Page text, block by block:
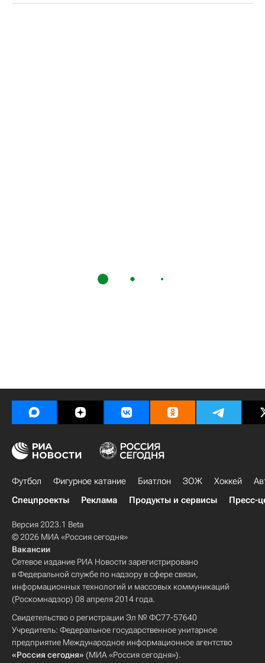
Футбол Фигурное катание Биатлон ЗОЖ Хоккей
Спецпроекты
Реклама Продукты и сервисы Пресс-
Версия 2023.1 Beta
© 2026 МИА «Россия сегодня»
Вакансии
Сетевое издание РИА Новости зарегистрировано
в Федеральной службе по надзору в сфере связи,
информационных технологий и массовых коммуникаций
(Роскомнадзор) 08 апреля 2014 года.
Свидетельство о регистрации Эл № ФС77-57640
Учредитель: Федеральное государственное унитарное
предприятие Международное информационное агентство
«Россия сегодня» (МИА «Россия сегодня»).